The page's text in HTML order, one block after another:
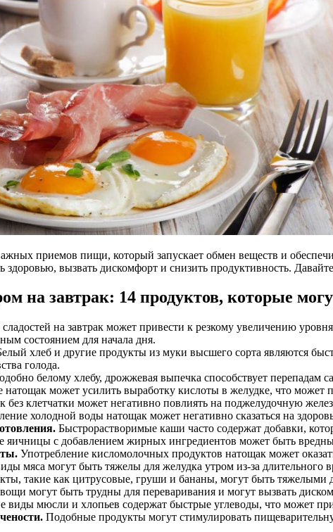
приемов пищи, который запускает обмен веществ и
вызвать дискомфорт и снизить продуктивность.
на завтрак: 14 продуктов, которые
на завтрак может привести к резкому увеличению
состоянием для начала дня.
хлеб и другие продукты из муки высшего сорта являются
голода.
белому хлебу, дрожжевая выпечка способствует перепадам
натощак может усилить выработку кислоты в желудке, что
без клетчатки может негативно повлиять на поджелудочную
холодной воды натощак может негативно сказаться на
Быстрорастворимые каши часто содержат добавки,
яичницы с добавлением жирных ингредиентов может быть
Употребление кисломолочных продуктов натощак может
мяса могут быть тяжелы для желудка утром из-за длительного
такие как цитрусовые, груши и бананы, могут быть тяжелыми
могут быть трудны для переваривания и могут вызвать
виды мюсли и хлопьев содержат быстрые углеводы, что может
Подобные продукты могут стимулировать